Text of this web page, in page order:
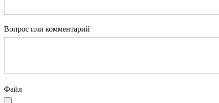
Вопрос или комментарий
Файл